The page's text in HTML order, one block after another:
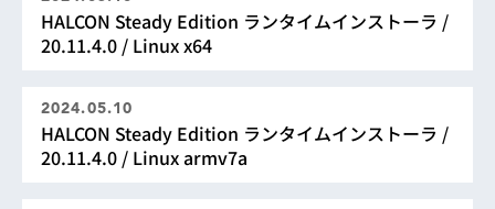
HALCON Steady Edition ランタイムインストーラ /
20.11.4.0 / Linux x64
2024.05.10
HALCON Steady Edition ランタイムインストーラ /
20.11.4.0 / Linux armv7a